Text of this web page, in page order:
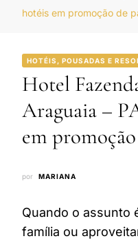
hotéis em promoção de
HOTÉIS, POUSADAS E
Hotel
Araguaia –
em
por MARIANA
Quando o assunto
família ou